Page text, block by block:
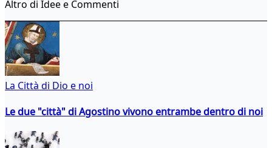
Altro di Idee e Commenti
La Città di Dio e noi
Le due "città" di Agostino vivono entrambe dentro di noi